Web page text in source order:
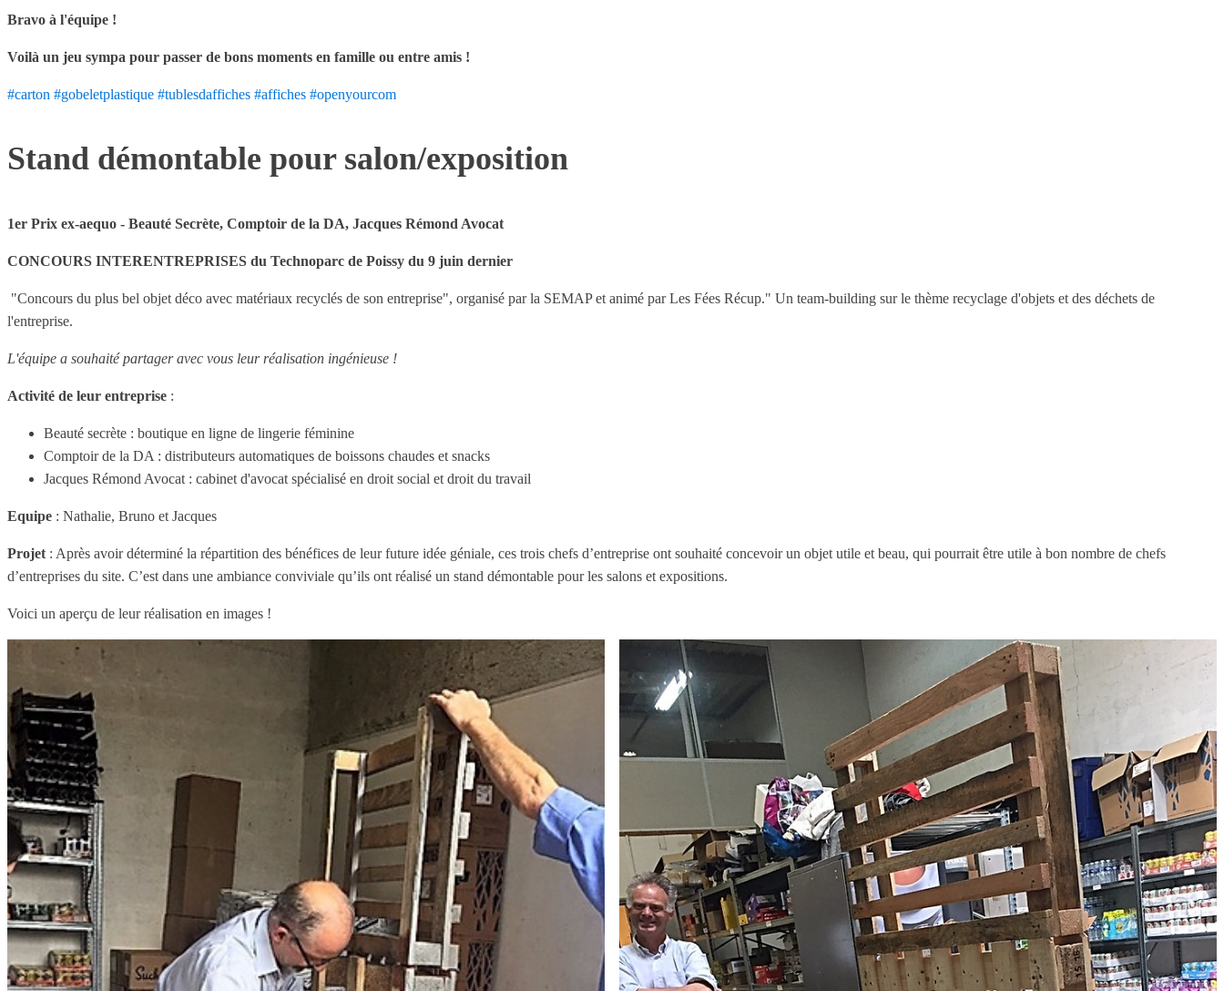
Bravo à l'équipe !
Voilà un jeu sympa pour passer de bons moments en famille ou entre amis !
#carton #gobeletplastique #tublesdaffiches #affiches #openyourcom
Stand démontable pour salon/exposition
1er Prix ex-aequo - Beauté Secrète, Comptoir de la DA, Jacques Rémond Avocat
CONCOURS INTERENTREPRISES du Technoparc de Poissy du 9 juin dernier
"Concours du plus bel objet déco avec matériaux recyclés de son entreprise", organisé par la SEMAP et animé par Les Fées Récup." Un team-building sur le thème recyclage d'objets et des déchets de
l'entreprise.
L'équipe a souhaité partager avec vous leur réalisation ingénieuse !
Activité de leur entreprise :
Beauté secrète : boutique en ligne de lingerie féminine
Comptoir de la DA : distributeurs automatiques de boissons chaudes et snacks
Jacques Rémond Avocat : cabinet d'avocat spécialisé en droit social et droit du travail
Equipe : Nathalie, Bruno et Jacques
Projet : Après avoir déterminé la répartition des bénéfices de leur future idée géniale, ces trois chefs d’entreprise ont souhaité concevoir un objet utile et beau, qui pourrait être utile à bon nombre de chefs
d’entreprises du site. C’est dans une ambiance conviviale qu’ils ont réalisé un stand démontable pour les salons et expositions.
Voici un aperçu de leur réalisation en images !